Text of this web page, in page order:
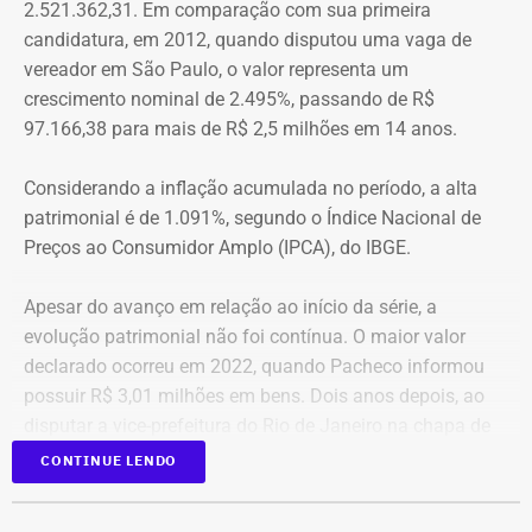
aproximação, a central de monitoramento é acionada e
entra em contato com a vítima e o agressor por telefone.
A atriz Cristiane Machado foi a primeira mulher no estado do Rio a receber
o “botão do pânico” — Foto: Divulgação.
Quatro anos depois, nas eleições de 2022, quando voltou
a disputar uma vaga na Assembleia Legislativa (Alerj) e
novamente ficou como suplente, o patrimônio declarado
saltou para R$ 1.658.540,00. Na ocasião, os bens
mil, uma chácara de R$ 400 mil, dois veículos que
somavam R$ 647,3 mil e participações societárias em
empresas do ramo de alimentação.
Em 2024, quando foi eleito vereador da cidade de Nova
Iguaçu, Elton Cristo declarou R$ 2.317.390,00 em bens,
incluindo um sítio avaliado em R$ 1,12 milhão, além de
um apartamento, outro imóvel rural, participação
societária e um veículo.
Os bens informados pelos candidatos são
2.521.362,31. Em comparação com sua primeira
candidatura, em 2012, quando disputou uma vaga de
vereador em São Paulo, o valor representa um
crescimento nominal de 2.495%, passando de R$
97.166,38 para mais de R$ 2,5 milhões em 14 anos.
Considerando a inflação acumulada no período, a alta
patrimonial é de 1.091%, segundo o Índice Nacional de
Preços ao Consumidor Amplo (IPCA), do IBGE.
Apesar do avanço em relação ao início da série, a
evolução patrimonial não foi contínua. O maior valor
declarado ocorreu em 2022, quando Pacheco informou
possuir R$ 3,01 milhões em bens. Dois anos depois, ao
Rodrigo Amorim (União), o patrimônio caiu para R$ 1,68
milhão.
CONTINUE LENDO